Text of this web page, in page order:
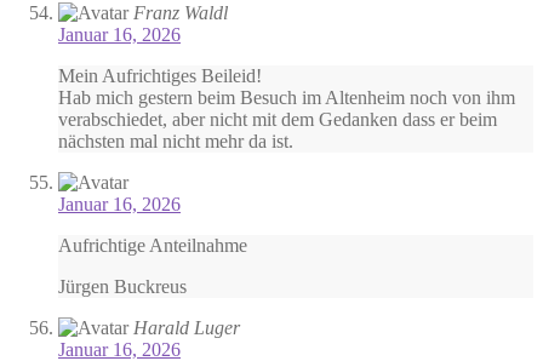
Franz Waldl
Januar 16, 2026
Mein Aufrichtiges Beileid!
Hab mich gestern beim Besuch im Altenheim noch von ihm
verabschiedet, aber nicht mit dem Gedanken dass er beim
nächsten mal nicht mehr da ist.
Januar 16, 2026
Aufrichtige Anteilnahme
Jürgen Buckreus
Harald Luger
Januar 16, 2026